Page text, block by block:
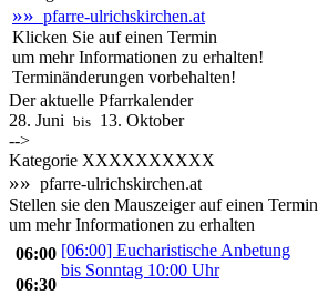
»» pfarre-ulrichskirchen.at
Klicken Sie auf einen Termin
um mehr Informationen zu erhalten!
Terminänderungen vorbehalten!
Der aktuelle Pfarrkalender
28. Juni
bis
13. Oktober
-->
Kategorie XXXXXXXXXX
»» pfarre-ulrichskirchen.at
Stellen sie den Mauszeiger auf einen Termin
um mehr Informationen zu erhalten
06:00 [06:00] Eucharistische Anbetung
bis Sonntag 10:00 Uhr
06:30